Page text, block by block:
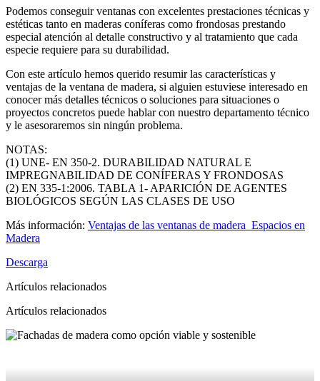
Podemos conseguir ventanas con excelentes prestaciones técnicas y
estéticas tanto en maderas coníferas como frondosas prestando
especial atención al detalle constructivo y al tratamiento que cada
especie requiere para su durabilidad.
Con este artículo hemos querido resumir las características y
ventajas de la ventana de madera, si alguien estuviese interesado en
conocer más detalles técnicos o soluciones para situaciones o
proyectos concretos puede hablar con nuestro departamento técnico
y le asesoraremos sin ningún problema.
NOTAS:
(1) UNE- EN 350-2. DURABILIDAD NATURAL E
IMPREGNABILIDAD DE CONÍFERAS Y FRONDOSAS
(2) EN 335-1:2006. TABLA 1- APARICIÓN DE AGENTES
BIOLÓGICOS SEGÚN LAS CLASES DE USO
Más información: Ventajas de las ventanas de madera_Espacios en
Madera
Descarga
Artículos relacionados
Artículos relacionados